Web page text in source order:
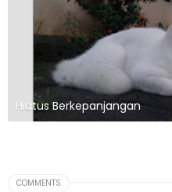
Hiatus Berkepanjangan
COMMENTS